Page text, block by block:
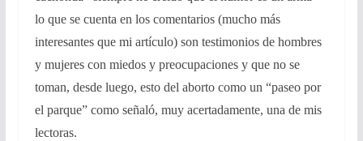
lo que se cuenta en los comentarios (mucho más
interesantes que mi artículo) son testimonios de hombres
y mujeres con miedos y preocupaciones y que no se
toman, desde luego, esto del aborto como un “paseo por
el parque” como señaló, muy acertadamente, una de mis
lectoras.